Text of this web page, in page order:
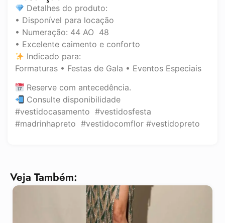
Detalhes do produto:
• Disponível para locação
• Numeração: 44 AO 48
• Excelente caimento e conforto
Indicado para:
Formaturas • Festas de Gala • Eventos Especiais
Reserve com antecedência.
Consulte disponibilidade
#vestidocasamento #vestidosfesta
#madrinhapreto #vestidocomflor #vestidopreto
Veja Também: